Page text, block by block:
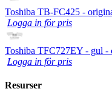
Toshiba TB-FC425 -
Logga in för pris
Toshiba TFC727EY - gul -
Logga in för pris
Resurser